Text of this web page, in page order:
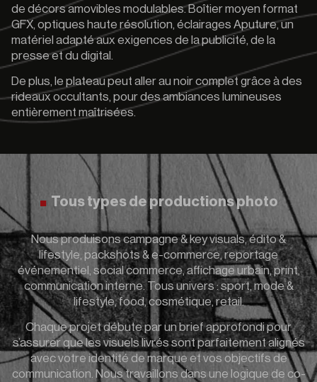
de décors amovibles modulables. Boîtier moyen format
GFX, optiques haute résolution, éclairages Aputure, un
matériel adapté aux exigences de la publicité, de la
presse et du digital.
De plus, le plateau peut aller au noir complet grâce à des
rideaux occultants, pour des ambiances lumineuses
entièrement maîtrisées.
Tous types de productions photo
Nous produisons campagne & key visuals, édito &
lifestyle, packshots & e-commerce, reportage
événementiel, social commerce, affichage urbain, print,
communication interne. Tous univers : sport, mode &
lifestyle, food, cosmétique, retail.
Chaque projet débute par un brief approfondi pour
s’assurer que les visuels livrés sont parfaitement alignés
avec votre identité de marque et vos objectifs de
communication. Nous travaillons dans une logique de co-